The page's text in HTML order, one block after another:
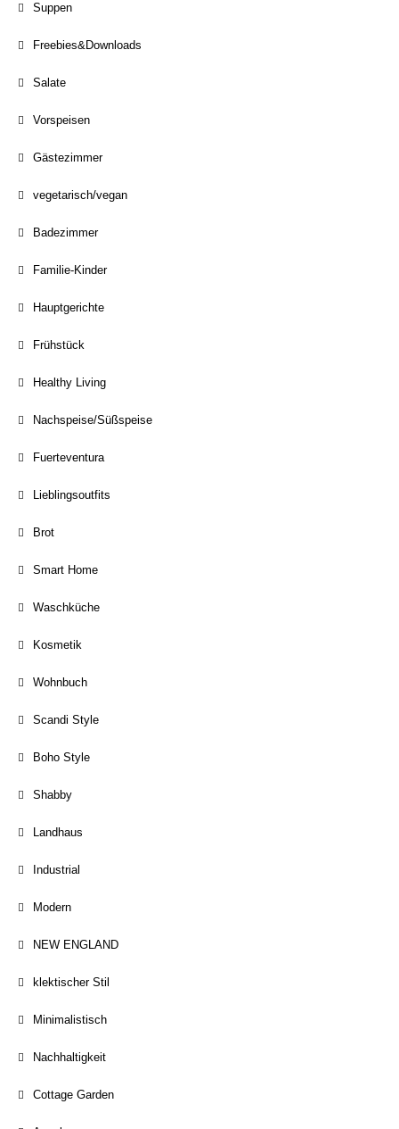
Suppen
Freebies&Downloads
Salate
Vorspeisen
Gästezimmer
vegetarisch/vegan
Badezimmer
Familie-Kinder
Hauptgerichte
Frühstück
Healthy Living
Nachspeise/Süßspeise
Fuerteventura
Lieblingsoutfits
Brot
Smart Home
Waschküche
Kosmetik
Wohnbuch
Scandi Style
Boho Style
Shabby
Landhaus
Industrial
Modern
NEW ENGLAND
klektischer Stil
Minimalistisch
Nachhaltigkeit
Cottage Garden